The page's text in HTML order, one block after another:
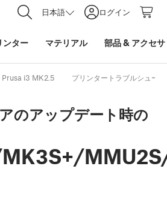
日本語 ログイン
ンター マテリアル 部品& アクセ
i3 MK2.5 プリンタートラブルシュー
のアップデート時の